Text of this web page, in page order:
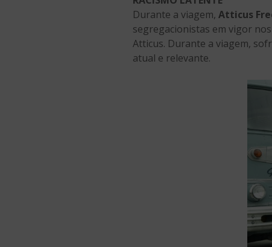
Durante a viagem, Atticus
segregacionistas em vigor
Atticus. Durante a viagem,
atual e relevante.